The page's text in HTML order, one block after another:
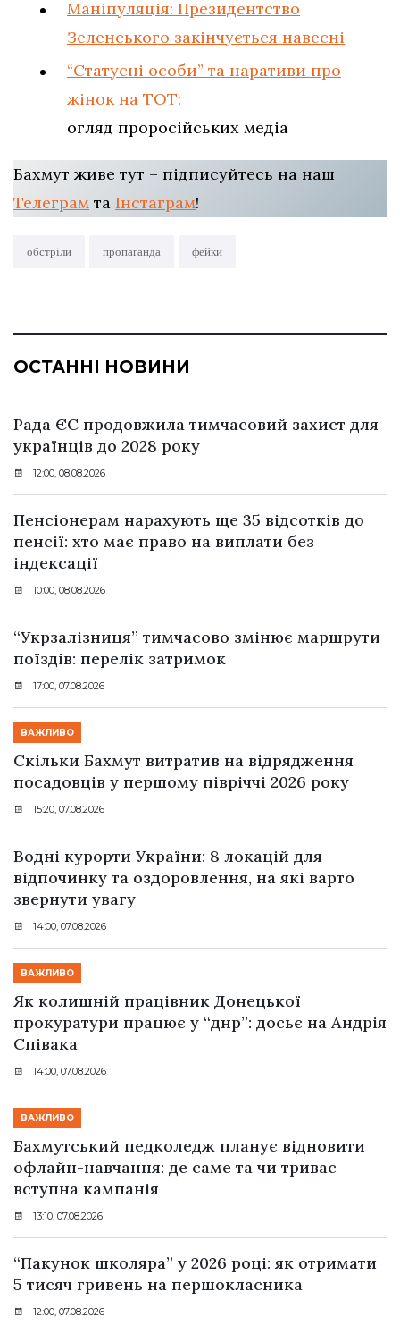
Маніпуляція: Президентство
Зеленського закінчується навесні
“Статусні особи” та наративи про
жінок на ТОТ:
огляд проросійських медіа
Бахмут живе тут – підписуйтесь на наш
Телеграм та Інстаграм!
обстріли пропаганда фейки
ОСТАННІ НОВИНИ
Рада ЄС продовжила тимчасовий захист для
українців до 2028 року
12:00, 08.08.2026
Пенсіонерам нарахують ще 35 відсотків до
пенсії: хто має право на виплати без
індексації
10:00, 08.08.2026
“Укрзалізниця” тимчасово змінює маршрути
поїздів: перелік затримок
17:00, 07.08.2026
ВАЖЛИВО
Скільки Бахмут витратив на відрядження
посадовців у першому півріччі 2026 року
15:20, 07.08.2026
Водні курорти України: 8 локацій для
відпочинку та оздоровлення, на які варто
звернути увагу
14:00, 07.08.2026
ВАЖЛИВО
Як колишній працівник Донецької
прокуратури працює у “днр”: досьє на Андрія
Співака
14:00, 07.08.2026
ВАЖЛИВО
Бахмутський педколедж планує відновити
офлайн-навчання: де саме та чи триває
вступна кампанія
13:10, 07.08.2026
“Пакунок школяра” у 2026 році: як отримати
5 тисяч гривень на першокласника
12:00, 07.08.2026